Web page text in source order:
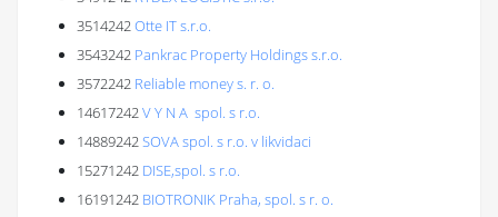
3514242Otte IT s.r.o.
3543242 Pankrac Property Holdings s.r.o.
3572242 Reliable money s. r. o.
14617242V Y N A spol. s r.o.
14889242SOVA spol. s r.o. v likvidaci
15271242 DISE,spol. s r.o.
16191242 BIOTRONIK Praha, spol. s r. o.